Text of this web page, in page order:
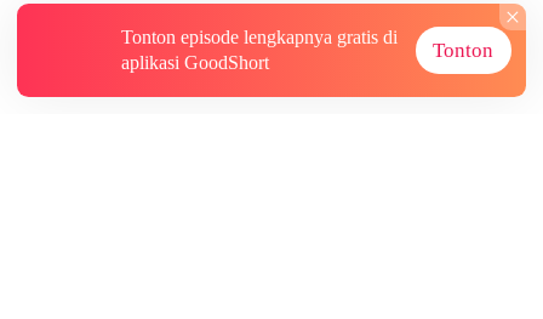
Tonton episode lengkapnya gratis di
aplikasi GoodShort
Tonton